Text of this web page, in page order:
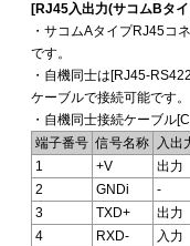
[RJ45入出力(サコムBタイ
・サコムAタイプRJ45コ
です。
・自機同士は[RJ45-
ケーブルで接続可能です。
・自機同士接続ケーブル
端子番号 信号名称
入出
1
+V
出力
2
GNDi
-
3
TXD+
出力
4
RXD-
入力